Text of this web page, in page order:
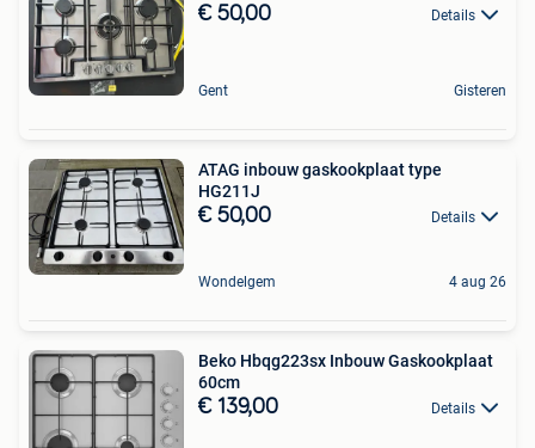
€ 50,00 Details
Gent Gisteren
ATAG inbouw gaskookplaat type
HG211J
€ 50,00 Details
Wondelgem 4 aug 26
Beko Hbqg223sx Inbouw Gaskookplaat
60cm
€ 139,00 Details